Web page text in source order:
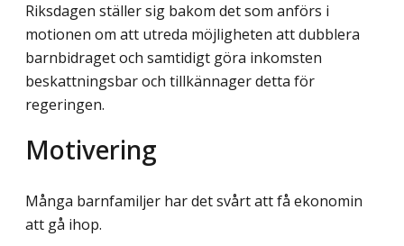
Riksdagen ställer sig bakom det som anförs i
motionen om att utreda möjligheten att dubblera
barnbidraget och samtidigt göra inkomsten
beskattningsbar och tillkännager detta för
regeringen.
Motivering
Många barnfamiljer har det svårt att få ekonomin
att gå ihop.